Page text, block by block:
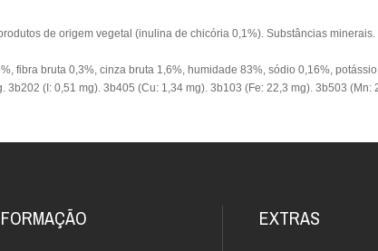
de origem vegetal (inulina de chicória 0,1%). Substâncias
fibra bruta 0,3%, cinza bruta 1,6%, humidade 83%, sódio 0,16%,
3b202 (I: 0,51 mg). 3b405 (Cu: 1,34 mg). 3b103 (Fe: 22,3 mg). 3b503 (Mn:
EXTRAS